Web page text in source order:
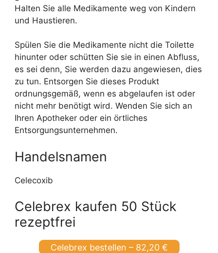
Halten Sie alle Medikamente weg von Kindern
und Haustieren.
Spülen Sie die Medikamente nicht die Toilette
hinunter oder schütten Sie sie in einen Abfluss,
es sei denn, Sie werden dazu angewiesen, dies
zu tun. Entsorgen Sie dieses Produkt
ordnungsgemäß, wenn es abgelaufen ist oder
nicht mehr benötigt wird. Wenden Sie sich an
Ihren Apotheker oder ein örtliches
Entsorgungsunternehmen.
Handelsnamen
Celecoxib
Celebrex kaufen 50 Stück
rezeptfrei
Celebrex bestellen – 82,20 €